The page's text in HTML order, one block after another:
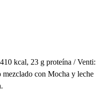
kcal, 23 g proteína / Venti:
mezclado con Mocha y leche